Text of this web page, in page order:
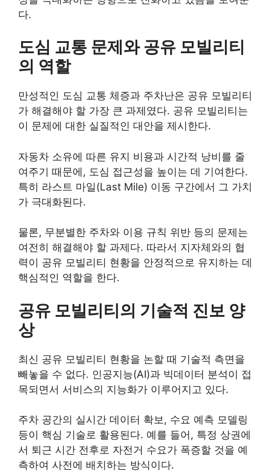
다.
도심 교통 문제와 공유 모빌리티
의 역할
만성적인 도심 교통 체증과 주차난은 공유 모빌리티
가 해결해야 할 가장 큰 과제였다. 공유 모빌리티는
이 문제에 대한 실질적인 대안을 제시한다.
자동차 소유에 따른 유지 비용과 시간적 낭비를 줄
여주기 때문에, 도심 접근성을 높이는 데 기여한다.
특히 라스트 마일(Last Mile) 이동 구간에서 그 가치
가 극대화된다.
물론, 무분별한 주차와 이용 규칙 위반 등의 문제는
여전히 해결해야 할 과제다. 따라서 지자체와의 협
력이 공유 모빌리티 현황을 안정적으로 유지하는 데
핵심적인 역할을 한다.
공유 모빌리티의 기술적 진보 양
상
최신 공유 모빌리티 현황을 논할 때 기술적 측면을
빼놓을 수 없다. 인공지능(AI)과 빅데이터 분석이 접
목되면서 서비스의 지능화가 이루어지고 있다.
주차 공간의 실시간 데이터 확보, 수요 예측 모델링
등이 핵심 기술로 활용된다. 예를 들어, 특정 상권에
서 퇴근 시간 전후로 자전거 수요가 폭증할 것을 예
측하여 사전에 배치하는 방식이다.